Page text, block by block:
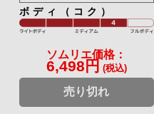
ボディ（コク）
ソムリエ価格：
6,498円 (税込)
売り切れ